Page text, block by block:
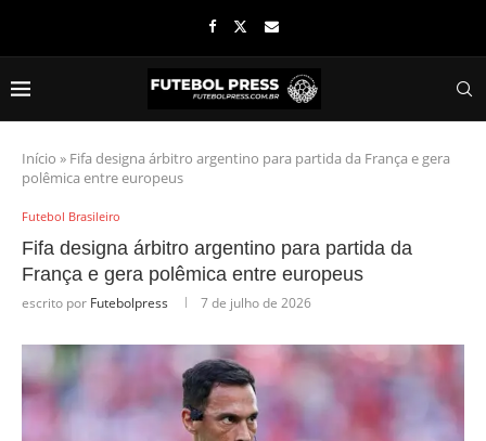
Início » Fifa designa árbitro argentino para partida da França e gera
polêmica entre europeus
Futebol Brasileiro
Fifa designa árbitro argentino para partida da
França e gera polêmica entre europeus
escrito por Futebolpress 7 de julho de 2026